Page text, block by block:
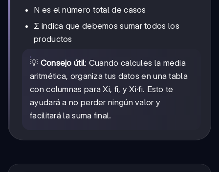
N es el número total de casos
Σ indica que debemos sumar todos los
productos
💡 Consejo útil: Cuando calcules la media
aritmética, organiza tus datos en una tabla
con columnas para Xi, fi, y Xi·fi. Esto te
ayudará a no perder ningún valor y
facilitará la suma final.